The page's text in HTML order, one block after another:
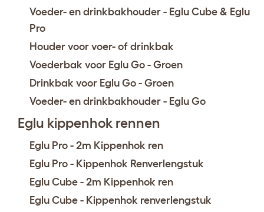
Voeder- en drinkbakhouder - Eglu Cube & Eglu
Pro
Houder voor voer- of drinkbak
Voederbak voor Eglu Go - Groen
Drinkbak voor Eglu Go - Groen
Voeder- en drinkbakhouder - Eglu Go
Eglu kippenhok rennen
Eglu Pro - 2m Kippenhok ren
Eglu Pro - Kippenhok Renverlengstuk
Eglu Cube - 2m Kippenhok ren
Eglu Cube - Kippenhok renverlengstuk